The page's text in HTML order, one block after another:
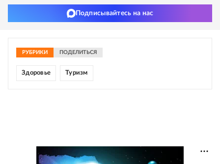
Подписывайтесь на нас
РУБРИКИ ПОДЕЛИТЬСЯ
Здоровье Туризм